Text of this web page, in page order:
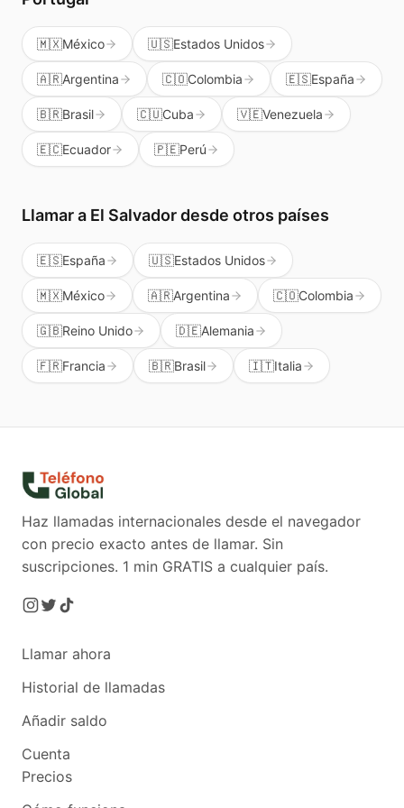
🇲🇽México 🇺🇸Estados Unidos
🇦🇷Argentina 🇨🇴Colombia 🇪🇸España
🇧🇷Brasil 🇨🇺Cuba 🇻🇪Venezuela
🇪🇨Ecuador 🇵🇪Perú
Llamar a El Salvadordesde otros países
🇪🇸España 🇺🇸Estados Unidos
🇲🇽México 🇦🇷Argentina 🇨🇴Colombia
🇬🇧Reino Unido 🇩🇪Alemania
🇫🇷Francia 🇧🇷Brasil 🇮🇹Italia
Haz llamadas internacionales desde el navegador
con precio exacto antes de llamar. Sin
suscripciones. 1 min GRATIS a cualquier país.
Llamar ahora
Historial de llamadas
Añadir saldo
Cuenta
Precios